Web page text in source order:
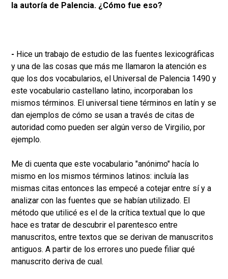
la autoría de Palencia. ¿Cómo fue eso?
- Hice un trabajo de estudio de las fuentes lexicográficas
y una de las cosas que más me llamaron la atención es
que los dos vocabularios, el Universal de Palencia 1490 y
este vocabulario castellano latino, incorporaban los
mismos términos. El universal tiene términos en latín y se
dan ejemplos de cómo se usan a través de citas de
autoridad como pueden ser algún verso de Virgilio, por
ejemplo.
Me di cuenta que este vocabulario "anónimo" hacía lo
mismo en los mismos términos latinos: incluía las
mismas citas entonces las empecé a cotejar entre sí y a
analizar con las fuentes que se habían utilizado. El
método que utilicé es el de la crítica textual que lo que
hace es tratar de descubrir el parentesco entre
manuscritos, entre textos que se derivan de manuscritos
antiguos. A partir de los errores uno puede filiar qué
manuscrito deriva de cual.